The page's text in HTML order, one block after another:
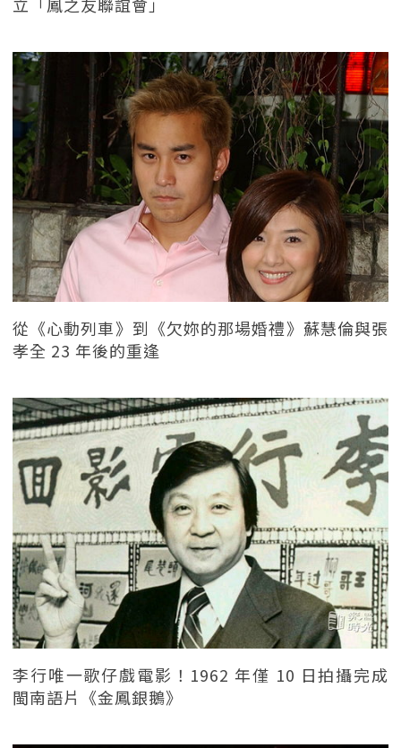
從《心動列車》到《欠妳的那場婚禮》蘇慧倫與張
孝全 23 年後的重逢
李行唯一歌仔戲電影！1962 年僅 10 日拍攝完成
閩南語片《金鳳銀鵝》